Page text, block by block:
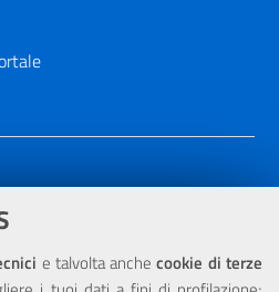
e talvolta anchecookie di terze